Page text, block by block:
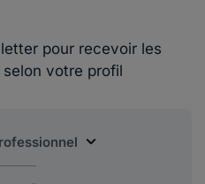
pour recevoir les
votre profil